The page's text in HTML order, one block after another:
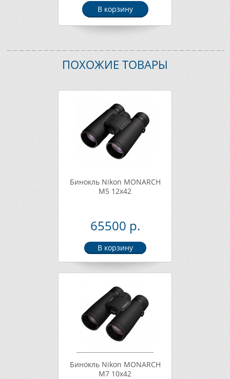
В корзину
ПОХОЖИЕ ТОВАРЫ
Бинокль Nikon MONARCH
M5 12x42
65500 р.
Бинокль Nikon MONARCH
M7 10x42